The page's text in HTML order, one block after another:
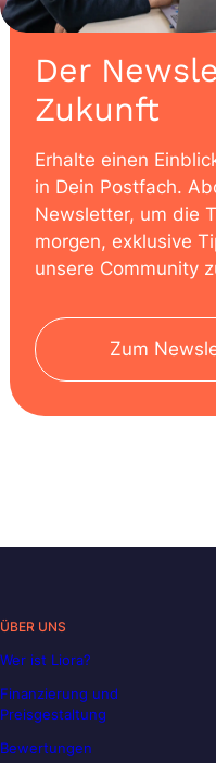
Der
Zukunft
Erhalte einen
in Dein Postfach.
Newsletter, um die
morgen, exklusive
unsere Community
Zum
ÜBER UNS
Wer ist Liora?
Finanzierung und
Preisgestaltung
Bewertungen